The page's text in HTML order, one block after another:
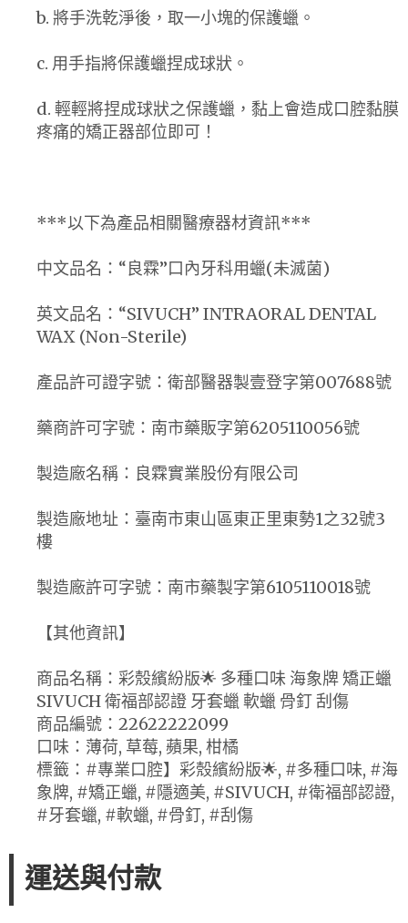
b. 將手洗乾淨後，取一小塊的保護蠟。
c. 用手指將保護蠟捏成球狀。
d. 輕輕將捏成球狀之保護蠟，黏上會造成口腔黏膜
疼痛的矯正器部位即可！
***以下為產品相關醫療器材資訊***
中文品名：“良霖”口內牙科用蠟(未滅菌)
英文品名：“SIVUCH” INTRAORAL DENTAL
WAX (Non-Sterile)
產品許可證字號：衛部醫器製壹登字第007688號
藥商許可字號：南市藥販字第6205110056號
製造廠名稱：良霖實業股份有限公司
製造廠地址：臺南市東山區東正里東勢1之32號3
樓
製造廠許可字號：南市藥製字第6105110018號
【其他資訊】
商品名稱：彩殼繽紛版🌟 多種口味 海象牌 矯正蠟
SIVUCH 衛福部認證 牙套蠟 軟蠟 骨釘 刮傷
商品編號：22622222099
口味：薄荷, 草莓, 蘋果, 柑橘
標籤：#專業口腔】彩殼繽紛版🌟, #多種口味, #海
象牌, #矯正蠟, #隱適美, #SIVUCH, #衛福部認證,
#牙套蠟, #軟蠟, #骨釘, #刮傷
運送與付款